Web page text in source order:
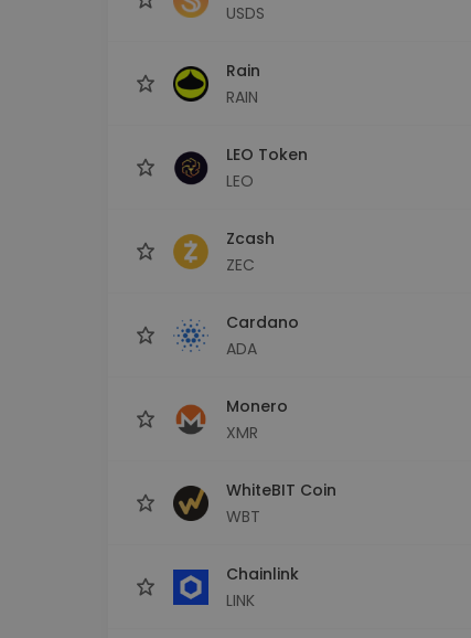
USDS
Rain
RAIN
LEO Token
LEO
Zcash
ZEC
Cardano
ADA
Monero
XMR
WhiteBIT Coin
WBT
Chainlink
LINK